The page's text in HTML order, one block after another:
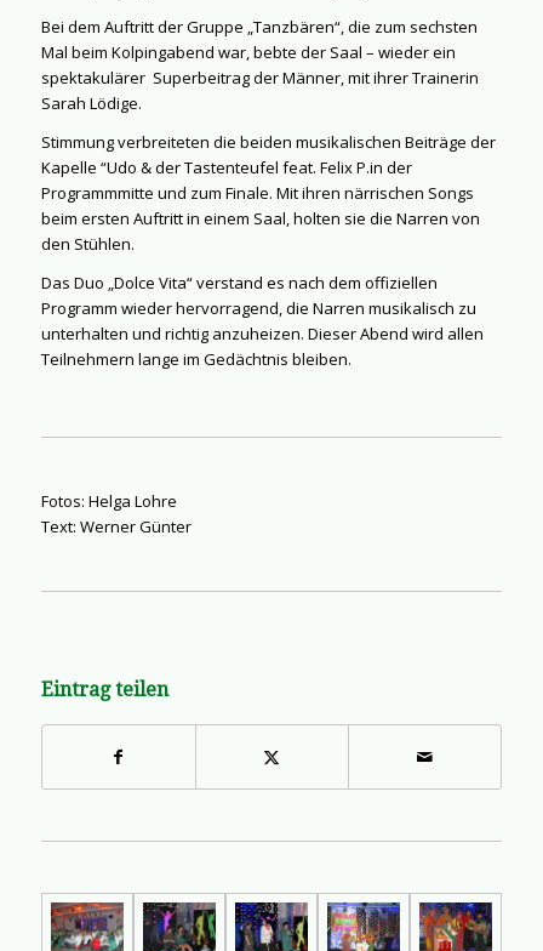
Bei dem Auftritt der Gruppe „Tanzbären“, die zum sechsten
Mal beim Kolpingabend war, bebte der Saal – wieder ein
spektakulärer Superbeitrag der Männer, mit ihrer Trainerin
Sarah Lödige.
Stimmung verbreiteten die beiden musikalischen Beiträge der
Kapelle “Udo & der Tastenteufel feat. Felix P.in der
Programmmitte und zum Finale. Mit ihren närrischen Songs
beim ersten Auftritt in einem Saal, holten sie die Narren von
den Stühlen.
Das Duo „Dolce Vita“ verstand es nach dem offiziellen
Programm wieder hervorragend, die Narren musikalisch zu
unterhalten und richtig anzuheizen. Dieser Abend wird allen
Teilnehmern lange im Gedächtnis bleiben.
Fotos: Helga Lohre
Text: Werner Günter
Eintrag teilen